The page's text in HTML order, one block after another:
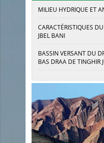
MILIEU HYDRIQUE ET
CARACTÉRISTIQUES
JBEL BANI
BASSIN VERSANT DU
BAS DRAA DE TINGHIR